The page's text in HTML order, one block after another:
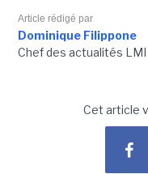
Article rédigé par
Dominique Filippone
Chef des actualités LMI
Cet article